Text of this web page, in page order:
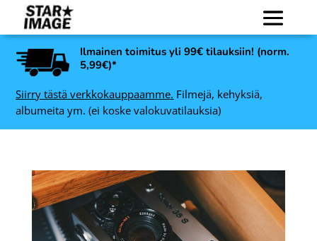
Ilmainen toimitus yli 99€ tilauksiin! (norm.
5,99€)*
Siirry tästä verkkokauppaamme. Filmejä, kehyksiä,
albumeita ym. (ei koske valokuvatilauksia)